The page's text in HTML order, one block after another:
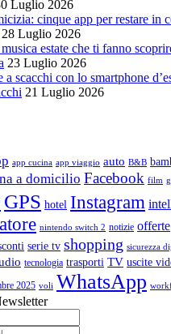
Luglio 2026
cinque app per restare in
28 Luglio 2026
estate che ti fanno
23 Luglio 2026
a scacchi con lo smartphone
21 Luglio 2026
app cucina app viaggio auto B&B
a domicilio Facebook film
GPS hotel Instagram
nintendo switch 2 notizie offerte
serie tv shopping sicurezza
tecnologia trasporti TV uscite
2025 voli WhatsApp